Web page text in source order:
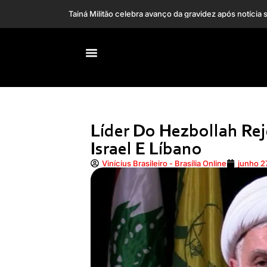
PMDF prende mulher
Líder Do Hezbollah
Israel E Líbano
Vinícius Brasileiro - Brasília Online junho